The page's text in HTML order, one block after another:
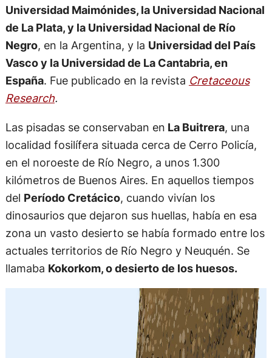
Universidad Maimónides, la Universidad Nacional
de La Plata, y la Universidad Nacional de Río
Negro, en la Argentina, y la Universidad del País
Vasco y la Universidad de La Cantabria, en
España. Fue publicado en la revista Cretaceous
Research.
Las pisadas se conservaban en La Buitrera, una
localidad fosilífera situada cerca de Cerro Policía,
en el noroeste de Río Negro, a unos 1.300
kilómetros de Buenos Aires. En aquellos tiempos
del Período Cretácico, cuando vivían los
dinosaurios que dejaron sus huellas, había en esa
zona un vasto desierto se había formado entre los
actuales territorios de Río Negro y Neuquén. Se
llamaba Kokorkom, o desierto de los huesos.